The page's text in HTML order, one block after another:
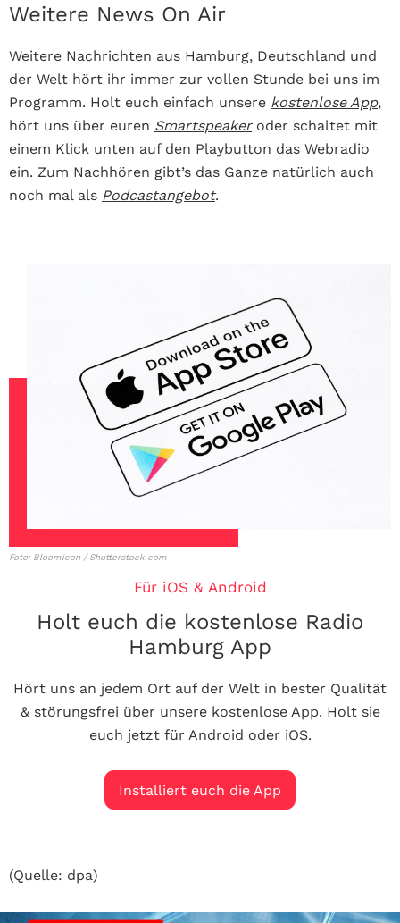
Weitere News On Air
Weitere Nachrichten aus Hamburg, Deutschland und
der Welt hört ihr immer zur vollen Stunde bei uns im
Programm. Holt euch einfach unsere kostenlose App,
hört uns über euren Smartspeakeroder schaltet mit
einem Klick unten auf den Playbutton das Webradio
ein. Zum Nachhören gibt’s das Ganze natürlich auch
noch mal als Podcastangebot.
Foto: Bloomicon / Shutterstock.com
Für iOS & Android
Holt euch die kostenlose Radio
Hamburg App
Hört uns an jedem Ort auf der Welt in bester Qualität
& störungsfrei über unsere kostenlose App. Holt sie
euch jetzt für Android oder iOS.
Installiert euch die App
(Quelle: dpa)